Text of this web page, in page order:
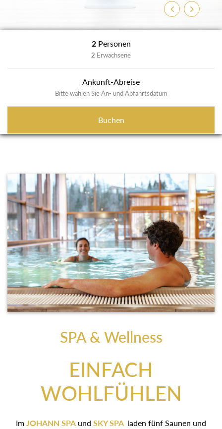
ZurückWeiter
2 Personen
2 Erwachsene
Ankunft-Abreise
Bitte wählen Sie An- und Abfahrtsdatum
Buchen
SPA & Wellness
EINFACH
WOHLFÜHLEN
Im JOHANN SPA und SKY SPA laden fünf Saunen und